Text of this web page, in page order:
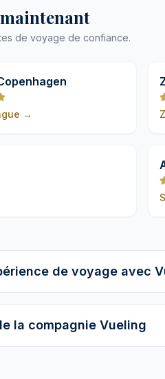
de voyage de confiance.
→
de voyage avec
la compagnie Vueling